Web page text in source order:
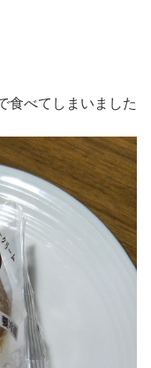
食べてしまいました